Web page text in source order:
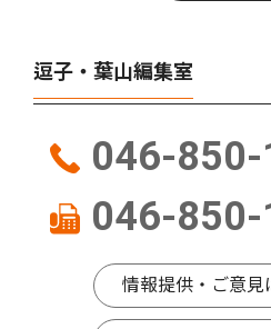
逗子・葉山編集室
046-850-
046-850-
情報提供・ご意見